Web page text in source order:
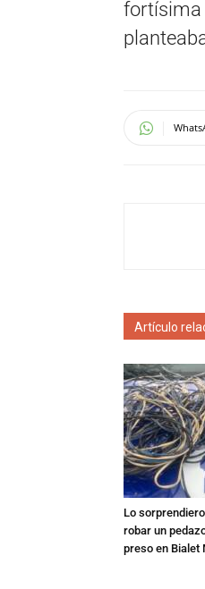
fortísima
Artículo
Lo
robar un
preso en Bialet